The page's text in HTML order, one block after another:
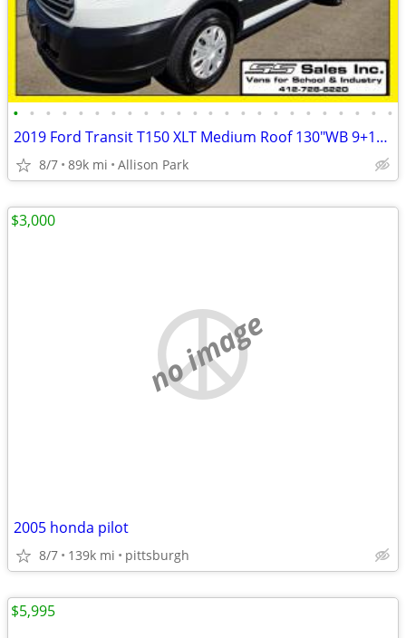
• • • • • • • • • • • • • • • • • • • • • • • •
2019 Ford Transit T150 XLT Medium Roof 130"WB 9+1Pass Van 88,966 Miles
8/7 89k mi Allison Park
no image
2005 honda pilot
8/7 139k mi pittsburgh
$3,000
$5,995